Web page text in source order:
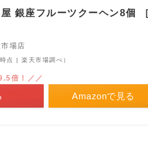
銀座フルーツクーヘン8個
場店
点 | 楽天市場調べ）
Amazonで見る
倍！／／